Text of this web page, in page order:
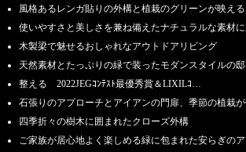
風格あるレンガ貼りの外構と植栽のグリーンが映え
使いやすさと美しさを兼ね備えたナチュラルな素材
木製梁で魅せるおしゃれなアウトドアリビング
天然素材とたっぷりの緑で装ったモダンスタイルの
整える 2022JEGｺﾝﾃｽﾄ最優秀賞＆LIXILｺ…
石張りのアプローチとアイアンの門扉、季節の植栽
四季折々の樹木に囲まれたクローズ外構
ご家族が居心地よく楽しめる緑に包まれた安らぎの